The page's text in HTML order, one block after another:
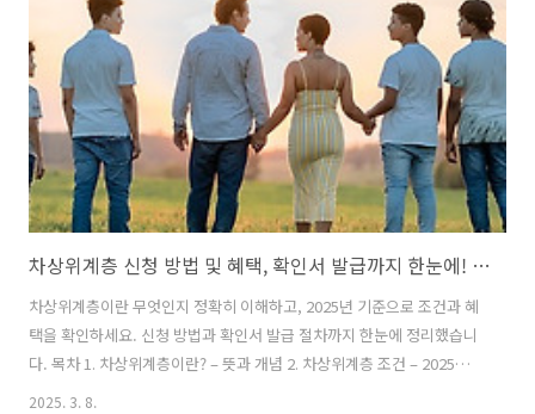
차상위계층 신청 방법 및 혜택, 확인서 발급까지 한눈에! 2025년 최신 기준
차상위계층이란 무엇인지 정확히 이해하고, 2025년 기준으로 조건과 혜
택을 확인하세요. 신청 방법과 확인서 발급 절차까지 한눈에 정리했습니
다. 목차 1. 차상위계층이란? – 뜻과 개념 2. 차상위계층 조건 – 2025년
소득 및 재산 기준 3. 차상위계층 혜택 – 받을 수 있는 지원 4. 차상위계층
2025. 3. 8.